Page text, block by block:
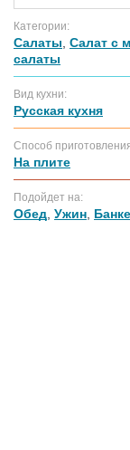
Категории:
Салаты Салат с
салаты
Вид кухни:
Русская кухня
Способ
На плите
Подойдет на:
Обед Ужин